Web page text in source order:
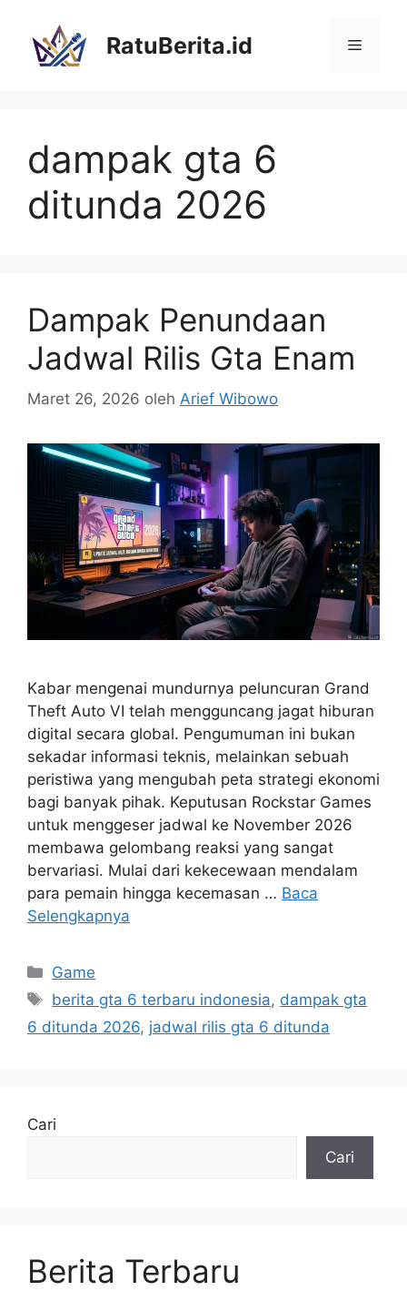
RatuBerita.id Menu
dampak gta 6
ditunda 2026
Dampak Penundaan
Jadwal Rilis Gta Enam
Maret 26, 2026 oleh Arief Wibowo
Kabar mengenai mundurnya peluncuran Grand
Theft Auto VI telah mengguncang jagat hiburan
digital secara global. Pengumuman ini bukan
sekadar informasi teknis, melainkan sebuah
peristiwa yang mengubah peta strategi ekonomi
bagi banyak pihak. Keputusan Rockstar Games
untuk menggeser jadwal ke November 2026
membawa gelombang reaksi yang sangat
bervariasi. Mulai dari kekecewaan mendalam
para pemain hingga kecemasan … Baca
Selengkapnya
Kategori
Game
Tag
berita gta 6 terbaru indonesia, dampak gta
6 ditunda 2026, jadwal rilis gta 6 ditunda
Cari
Cari
Berita Terbaru